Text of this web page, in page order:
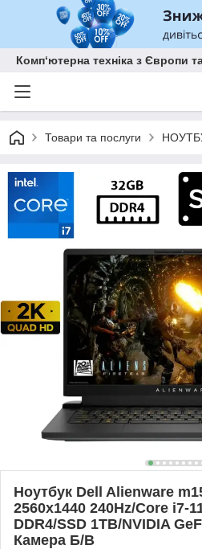
Комп‘ютерна техніка з Європи
Товари та послуги
Ноутбук Dell Alienware
2560x1440 240Hz/Core i7-
DDR4/SSD 1TB/NVIDIA
Камера Б/В